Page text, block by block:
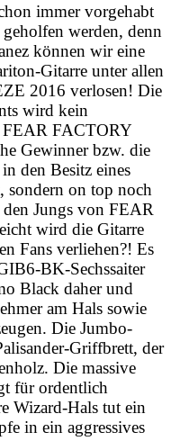
immer vorgehabt
werden, denn
können wir eine
Gitarre unter allen
2016 verlosen! Die
wird kein
FEAR FACTORY
Gewinner bzw. die
den Besitz eines
sondern on top noch
Jungs von FEAR
wird die Gitarre
Fans verliehen?! Es
BK-Sechssaiter
Black daher und
am Hals sowie
Die Jumbo-
Griffbrett, der
Die massive
für ordentlich
Wizard-Hals tut ein
in ein aggressives